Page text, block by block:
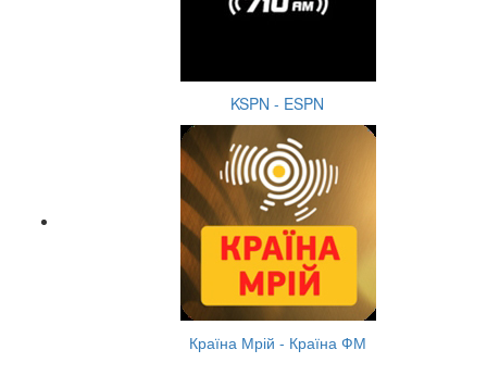
KSPN - ESPN
Країна Мрій - Країна ФМ